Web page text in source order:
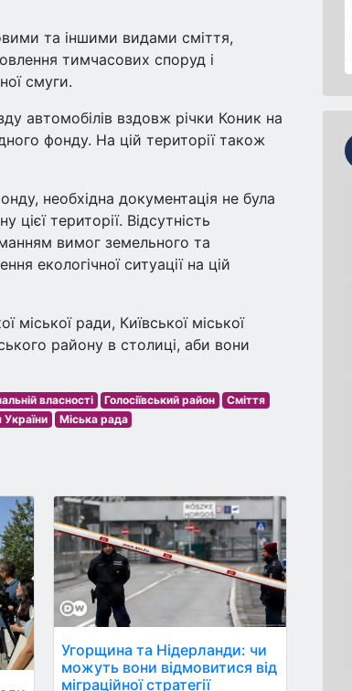
та іншими видами сміття,
тимчасових споруд і
смуги.
автомобілів вздовж річки Коник на
фонду. На цій території також
необхідна документація не була
території. Відсутність
вимог земельного та
екологічної ситуації на цій
міської ради, Київської міської
району в столиці, аби вони
власності Голосіївський район
Сміття
України
Міська рада
Угорщина та Нідерланди: чи
можуть вони відмовитися від
міграційної стратегії